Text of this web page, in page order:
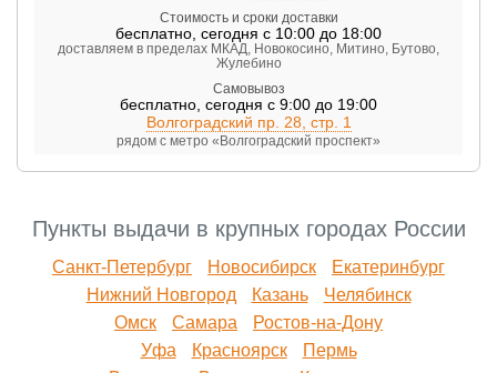
Стоимость и сроки доставки
бесплатно сегодня с 10:00 до 18:00
доставляем в пределах МКАД, Новокосино, Митино, Бутово,
Жулебино
Самовывоз
бесплатно сегодня с 9:00 до 19:00
Волгоградский пр. 28, стр. 1
рядом с метро «Волгоградский проспект»
Пункты выдачи в крупных городах России
Санкт-Петербург Новосибирск
Екатеринбург
Нижний Новгород
Казань
Челябинск
Омск
Самара
Ростов-на-Дону
Уфа
Красноярск
Пермь